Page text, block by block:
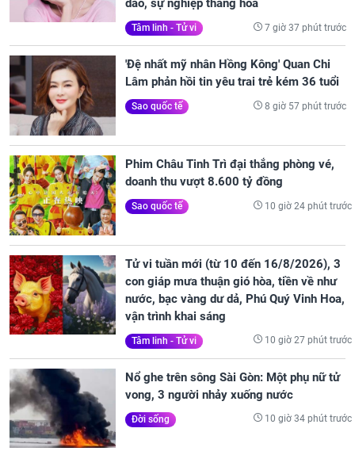
dào, sự nghiệp thăng hoa
Tâm linh - Tử vi 7 giờ 37 phút trước
'Đệ nhất mỹ nhân Hồng Kông' Quan Chi
Lâm phản hồi tin yêu trai trẻ kém 36 tuổi
Sao quốc tế 8 giờ 57 phút trước
Phim Châu Tinh Trì đại thắng phòng vé,
doanh thu vượt 8.600 tỷ đồng
Sao quốc tế 10 giờ 24 phút trước
Tử vi tuần mới (từ 10 đến 16/8/2026), 3
con giáp mưa thuận gió hòa, tiền về như
nước, bạc vàng dư dả, Phú Quý Vinh Hoa,
vận trình khai sáng
Tâm linh - Tử vi 10 giờ 27 phút trước
Nổ ghe trên sông Sài Gòn: Một phụ nữ tử
vong, 3 người nhảy xuống nước
Đời sống 10 giờ 34 phút trước